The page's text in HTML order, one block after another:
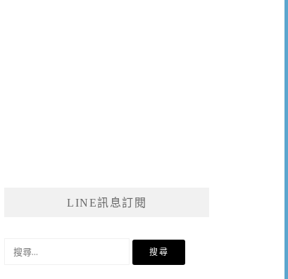
LINE訊息訂閱